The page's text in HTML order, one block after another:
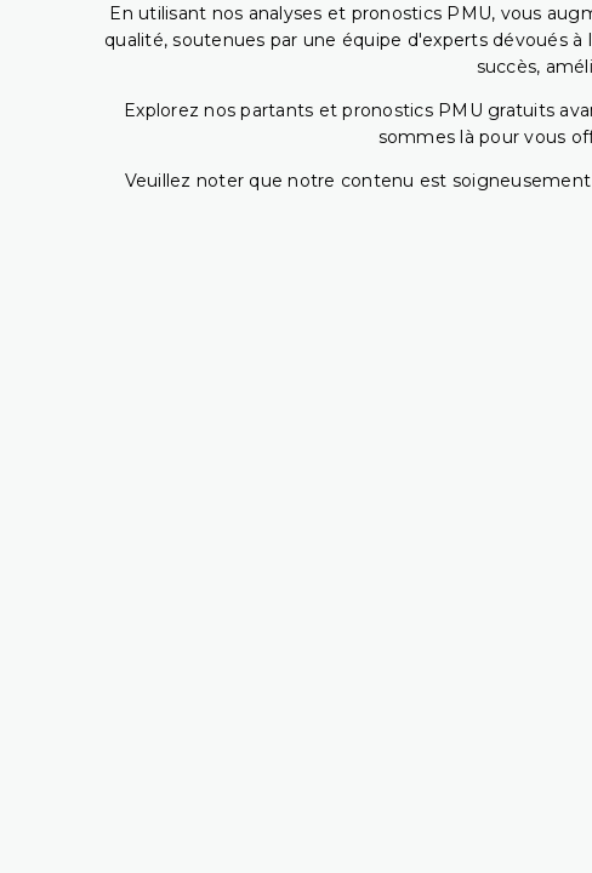
En utilisant nos analyses et pronostics PMU, vous
qualité, soutenues par une équipe d'experts dévoués
succès,
Explorez nos partants et pronostics PMU gratuits
sommes là pour vous
Veuillez noter que notre contenu est